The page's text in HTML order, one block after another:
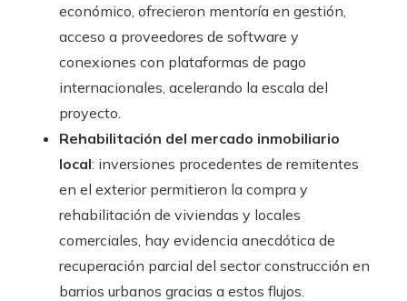
económico, ofrecieron mentoría en gestión,
acceso a proveedores de software y
conexiones con plataformas de pago
internacionales, acelerando la escala del
proyecto.
Rehabilitación del mercado inmobiliario
local: inversiones procedentes de remitentes
en el exterior permitieron la compra y
rehabilitación de viviendas y locales
comerciales, hay evidencia anecdótica de
recuperación parcial del sector construcción en
barrios urbanos gracias a estos flujos.